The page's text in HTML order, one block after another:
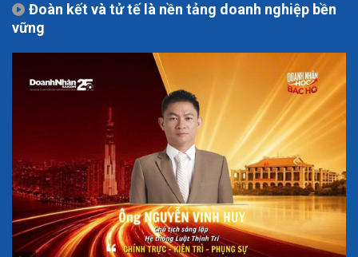
Đoàn kết và tử tế là nền tảng doanh nghiệp bền
vững